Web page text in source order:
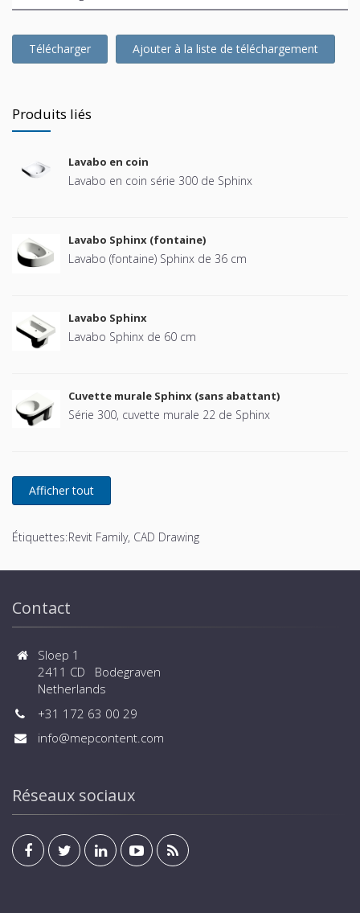
Télécharger Ajouter à la liste de téléchargement
Produits liés
Lavabo en coin
Lavabo en coin série 300 de Sphinx
Lavabo Sphinx (fontaine)
Lavabo (fontaine) Sphinx de 36 cm
Lavabo Sphinx
Lavabo Sphinx de 60 cm
Cuvette murale Sphinx (sans abattant)
Série 300, cuvette murale 22 de Sphinx
Étiquettes:Revit Family, CAD Drawing
Contact
Sloep 1
2411 CD Bodegraven
Netherlands
+31 172 63 00 29
info@mepcontent.com
Réseaux sociaux